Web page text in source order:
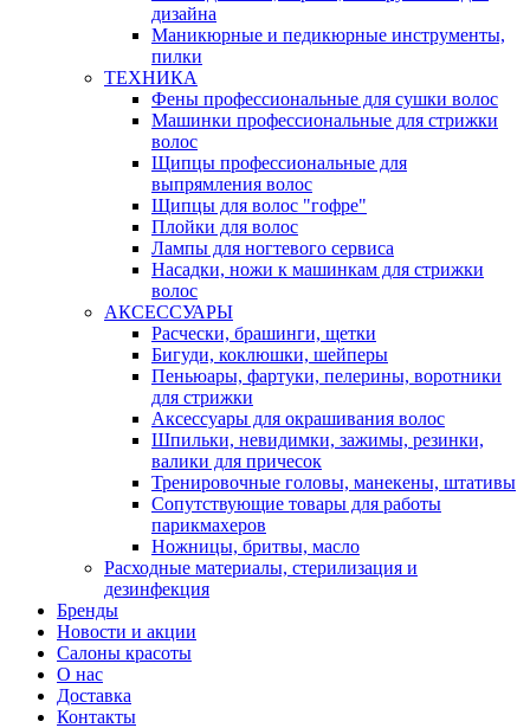
дизайна
Маникюрные и педикюрные инструменты,
пилки
ТЕХНИКА
Фены профессиональные для сушки волос
Машинки профессиональные для стрижки
волос
Щипцы профессиональные для
выпрямления волос
Щипцы для волос "гофре"
Плойки для волос
Лампы для ногтевого сервиса
Насадки, ножи к машинкам для стрижки
волос
АКСЕССУАРЫ
Расчески, брашинги, щетки
Бигуди, коклюшки, шейперы
Пеньюары, фартуки, пелерины, воротники
для стрижки
Аксессуары для окрашивания волос
Шпильки, невидимки, зажимы, резинки,
валики для причесок
Тренировочные головы, манекены, штативы
Сопутствующие товары для работы
парикмахеров
Ножницы, бритвы, масло
Расходные материалы, стерилизация и
дезинфекция
Бренды
Новости и акции
Салоны красоты
О нас
Доставка
Контакты